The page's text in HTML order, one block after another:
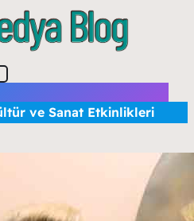
ve Sanat Etkinlikleri